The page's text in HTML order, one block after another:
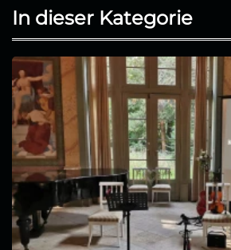
In dieser Kategorie